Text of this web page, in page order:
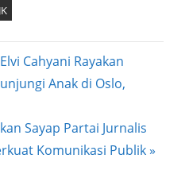
Cahyani Rayakan
Anak di Oslo,
Sayap Partai Jurnalis
Komunikasi Publik